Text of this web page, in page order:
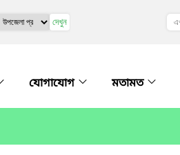
দেখুন
যোগাযোগ মতামত